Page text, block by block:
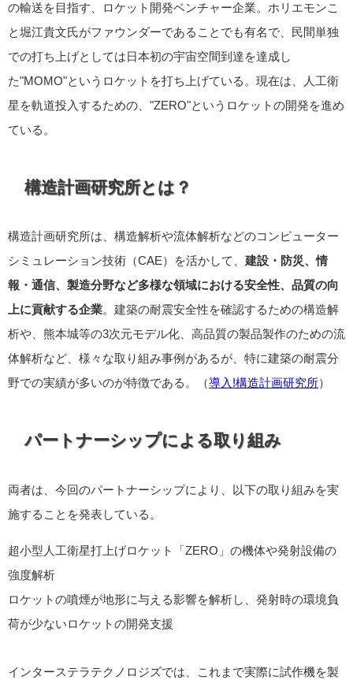
の輸送を目指す、ロケット開発ベンチャー企業。ホリエモンこ
と堀江貴文氏がファウンダーであることでも有名で、民間単独
での打ち上げとしては日本初の宇宙空間到達を達成し
た"MOMO"というロケットを打ち上げている。現在は、人工衛
星を軌道投入するための、"ZERO"というロケットの開発を進め
ている。
構造計画研究所とは？
構造計画研究所は、構造解析や流体解析などのコンピューター
シミュレーション技術（CAE）を活かして、 建設・防災、情
報・通信、製造分野など多様な領域における安全性、品質の向
上に貢献する企業。建築の耐震安全性を確認するための構造解
析や、熊本城等の3次元モデル化、高品質の製品製作のための流
体解析など、様々な取り組み事例があるが、特に建築の耐震分
野での実績が多いのが特徴である。（導入!構造計画研究所）
パートナーシップによる取り組み
両者は、今回のパートナーシップにより、以下の取り組みを実
施することを発表している。
超小型人工衛星打上げロケット「ZERO」の機体や発射設備の
強度解析
ロケットの噴煙が地形に与える影響を解析し、発射時の環境負
荷が少ないロケットの開発支援
インターステラテクノロジズでは、これまで実際に試作機を製